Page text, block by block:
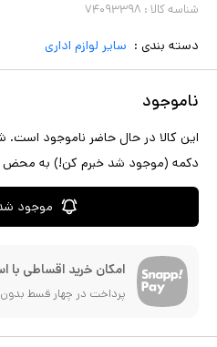
شناسه کالا : ۷۴۰۹۳۳۹۸
دسته بندی : سایر لوازم اداری
ناموجود
این کالا در حال حاضر ناموجود است.
دکمه (موجود شد خبرم کن!) به محض
موجود
امکان خرید اقساطی با
پرداخت در چهار قسط بدون